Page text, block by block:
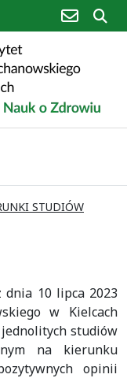
poczta
STUDIÓW
10 lipca 2023
w Kielcach
studiów
na kierunku
opinii